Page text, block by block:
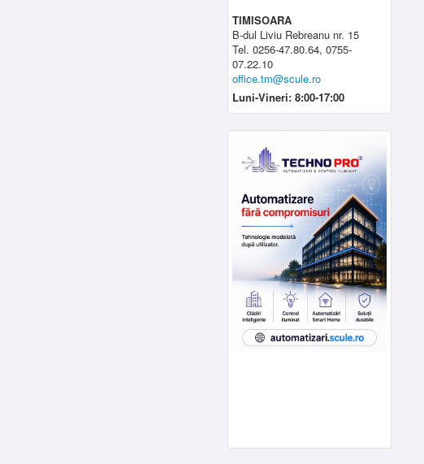
TIMISOARA
B-dul Liviu Rebreanu nr. 15
Tel. 0256-47.80.64, 0755-
07.22.10
office.tm@scule.ro
Luni-Vineri: 8:00-17:00